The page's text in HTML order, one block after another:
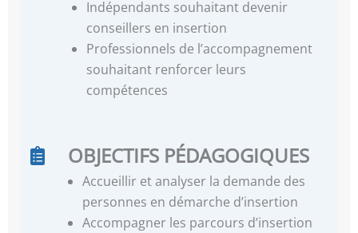
Indépendants souhaitant devenir
conseillers en insertion
Professionnels de l’accompagnement
souhaitant renforcer leurs
compétences
OBJECTIFS PÉDAGOGIQUES
Accueillir et analyser la demande des
personnes en démarche d’insertion
Accompagner les parcours d’insertion